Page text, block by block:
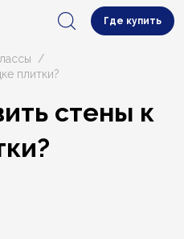
Где купить
плитки?
стены к